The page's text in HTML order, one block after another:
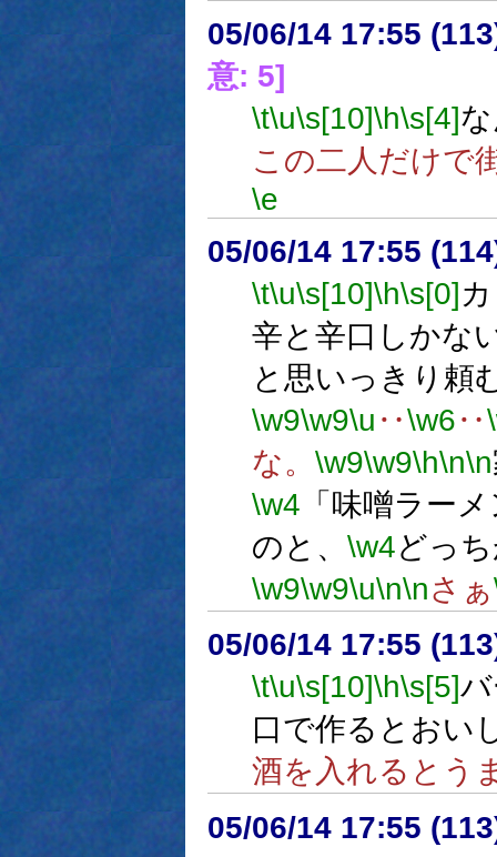
05/06/14 17:55
意: 5]
\t\u\s[10]\h\s[4]
この二人だけで
\e
05/06/14 17:55
\t\u\s[10]\h\s[0]
辛と辛口しかな
と思いっきり頼
\w9\w9\u ‥\w6‥
な。 \w9\w9\h\n\n
\w4 「味噌ラー
のと、 \w4どっ
\w9\w9\u\n\nさぁ
05/06/14 17:55
\t\u\s[10]\h\s[5]
口で作るとおい
酒を入れるとう
05/06/14 17:55